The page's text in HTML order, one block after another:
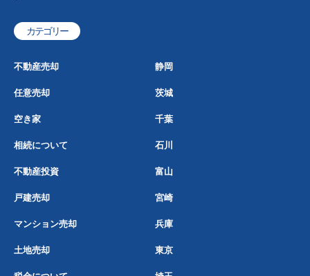
カテゴリー
不動産売却 静岡
任意売却 茨城
空き家 千葉
相続について 石川
不動産投資 富山
戸建売却 宮崎
マンション売却 兵庫
土地売却 東京